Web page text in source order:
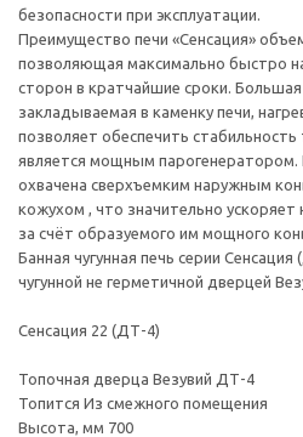
безопасности при эксплуатации.
Преимущество печи «Сенсация»
позволяющая максимально быстро
сторон в кратчайшие сроки. Большая
закладываемая в каменку печи,
позволяет обеспечить
является мощным парогенератором.
охвачена сверхъемким наружным
кожухом , что значительно ускоряет
за счёт образуемого им мощного
Банная чугунная печь серии
чугунной не герметичной дверцей
Сенсация 22 (ДТ-4)
Топочная дверца Везувий ДТ-4
Топится Из смежного помещения
Высота, мм 700